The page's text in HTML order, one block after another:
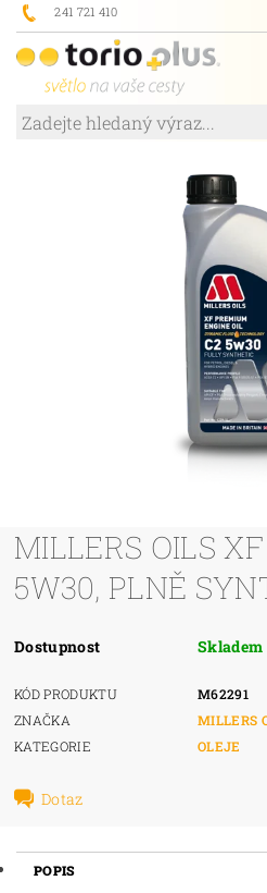
241 721 410
MILLERS OILS
5W30, PLNĚ
Dostupnost Skladem
KÓD PRODUKTU
M62291
ZNAČKA
MILLERS
KATEGORIE
OLEJE
Dotaz
POPIS